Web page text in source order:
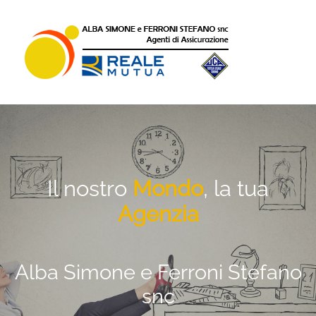
contenuto
Il nostro Mondo, la tua
Agenzia
Alba Simone e Ferroni Stefano
snc